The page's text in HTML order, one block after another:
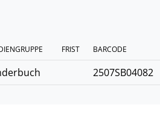
FRIST BARCODE
2507SB04082